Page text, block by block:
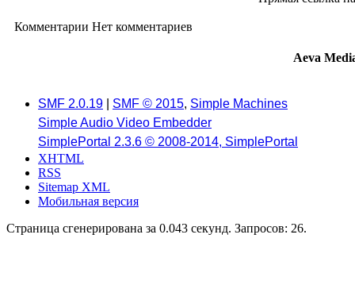
Комментарии Нет комментариев
Aeva
SMF 2.0.19 SMF © 2015, Simple Machines
Simple Audio Video Embedder
SimplePortal 2.3.6 © 2008-2014, SimplePortal
XHTML
RSS
Sitemap XML
Мобильная версия
Страница сгенерирована за 0.043 секунд. Запросов: 26.